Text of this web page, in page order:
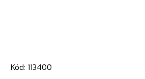
Kód: 113400